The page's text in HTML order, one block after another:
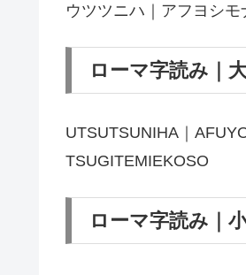
ウツツニハ｜アフヨシ
ローマ字読み｜
UTSUTSUNIHA｜
TSUGITEMIEKOSO
ローマ字読み｜